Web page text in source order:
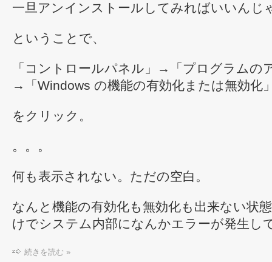
一旦アンインストールしてみればいいんじ
ということで、
「コントロールパネル」→「プログラムの
→「Windows の機能の有効化または無効化
をクリック。
。。。
何も表示されない。ただの空白。
なんと機能の有効化も無効化も出来ない状
けでシステム内部になんかエラーが発生し
続きを読む »